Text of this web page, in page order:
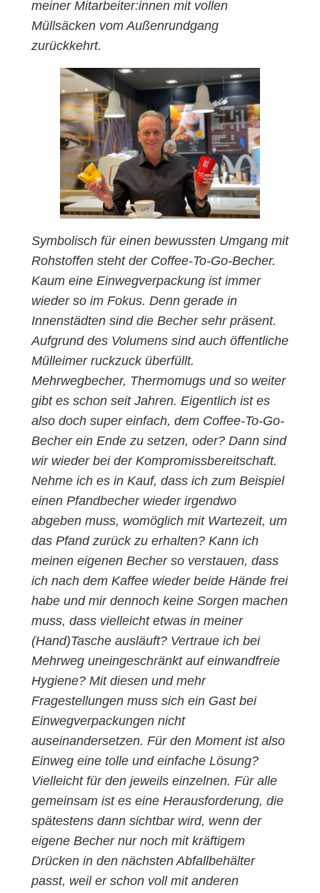
meiner Mitarbeiter:innen mit vollen
Müllsäcken vom Außenrundgang
zurückkehrt.
Symbolisch für einen bewussten Umgang mit
Rohstoffen steht der Coffee-To-Go-Becher.
Kaum eine Einwegverpackung ist immer
wieder so im Fokus. Denn gerade in
Innenstädten sind die Becher sehr präsent.
Aufgrund des Volumens sind auch öffentliche
Mülleimer ruckzuck überfüllt.
Mehrwegbecher, Thermomugs und so weiter
gibt es schon seit Jahren. Eigentlich ist es
also doch super einfach, dem Coffee-To-Go-
Becher ein Ende zu setzen, oder? Dann sind
wir wieder bei der Kompromissbereitschaft.
Nehme ich es in Kauf, dass ich zum Beispiel
einen Pfandbecher wieder irgendwo
abgeben muss, womöglich mit Wartezeit, um
das Pfand zurück zu erhalten? Kann ich
meinen eigenen Becher so verstauen, dass
ich nach dem Kaffee wieder beide Hände frei
habe und mir dennoch keine Sorgen machen
muss, dass vielleicht etwas in meiner
(Hand)Tasche ausläuft? Vertraue ich bei
Mehrweg uneingeschränkt auf einwandfreie
Hygiene? Mit diesen und mehr
Fragestellungen muss sich ein Gast bei
Einwegverpackungen nicht
auseinandersetzen. Für den Moment ist also
Einweg eine tolle und einfache Lösung?
Vielleicht für den jeweils einzelnen. Für alle
gemeinsam ist es eine Herausforderung, die
spätestens dann sichtbar wird, wenn der
eigene Becher nur noch mit kräftigem
Drücken in den nächsten Abfallbehälter
passt, weil er schon voll mit anderen